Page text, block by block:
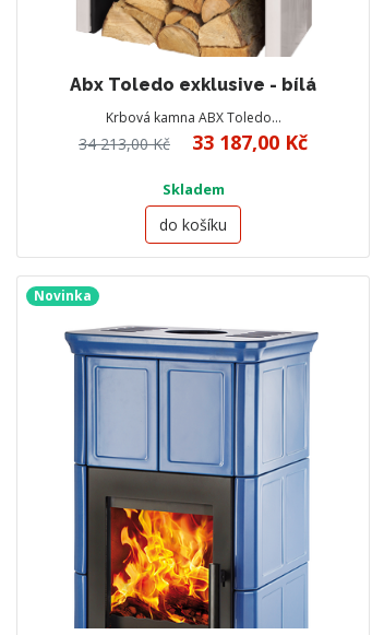
Abx Toledo exklusive - bílá
Krbová kamna ABX Toledo…
34 213,00 Kč 33 187,00 Kč
Skladem
do košíku
Novinka